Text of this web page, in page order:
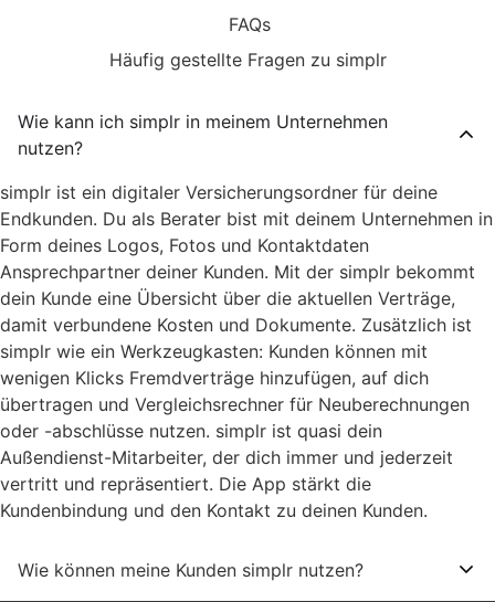
FAQs
Häufig gestellte Fragen zu simplr
Wie kann ich simplr in meinem Unternehmen
nutzen?
simplr ist ein digitaler Versicherungsordner für deine
Endkunden. Du als Berater bist mit deinem Unternehmen in
Form deines Logos, Fotos und Kontaktdaten
Ansprechpartner deiner Kunden. Mit der simplr bekommt
dein Kunde eine Übersicht über die aktuellen Verträge,
damit verbundene Kosten und Dokumente. Zusätzlich ist
simplr wie ein Werkzeugkasten: Kunden können mit
wenigen Klicks Fremdverträge hinzufügen, auf dich
übertragen und Vergleichsrechner für Neuberechnungen
oder -abschlüsse nutzen. simplr ist quasi dein
Außendienst-Mitarbeiter, der dich immer und jederzeit
vertritt und repräsentiert. Die App stärkt die
Kundenbindung und den Kontakt zu deinen Kunden.
Wie können meine Kunden simplr nutzen?